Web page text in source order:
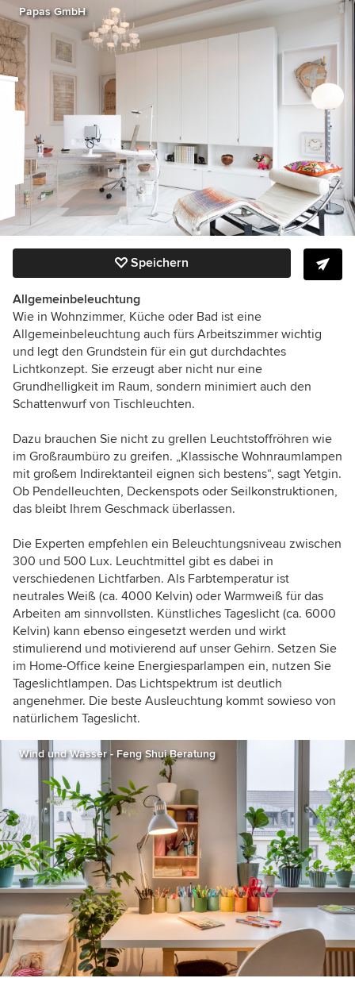
Papas GmbH
Speichern
Allgemeinbeleuchtung
Wie in Wohnzimmer, Küche oder Bad ist eine
Allgemeinbeleuchtung auch fürs Arbeitszimmer wichtig
und legt den Grundstein für ein gut durchdachtes
Lichtkonzept. Sie erzeugt aber nicht nur eine
Grundhelligkeit im Raum, sondern minimiert auch den
Schattenwurf von Tischleuchten.
Dazu brauchen Sie nicht zu grellen Leuchtstoffröhren wie
im Großraumbüro zu greifen. „Klassische Wohnraumlampen
mit großem Indirektanteil eignen sich bestens“, sagt Yetgin.
Ob Pendelleuchten, Deckenspots oder Seilkonstruktionen,
das bleibt Ihrem Geschmack überlassen.
Die Experten empfehlen ein Beleuchtungsniveau zwischen
300 und 500 Lux. Leuchtmittel gibt es dabei in
verschiedenen Lichtfarben. Als Farbtemperatur ist
neutrales Weiß (ca. 4000 Kelvin) oder Warmweiß für das
Arbeiten am sinnvollsten. Künstliches Tageslicht (ca. 6000
Kelvin) kann ebenso eingesetzt werden und wirkt
stimulierend und motivierend auf unser Gehirn. Setzen Sie
im Home-Office keine Energiesparlampen ein, nutzen Sie
Tageslichtlampen. Das Lichtspektrum ist deutlich
angenehmer. Die beste Ausleuchtung kommt sowieso von
natürlichem Tageslicht.
Wind und Wasser - Feng Shui Beratung